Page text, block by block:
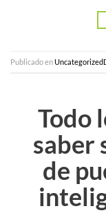
Publicado enUncategorized
Todo
saber
de